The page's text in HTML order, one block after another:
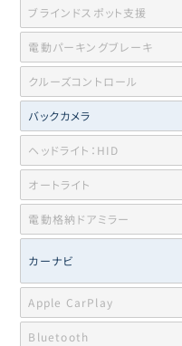
ブラインドスポット支援
電動パーキングブレーキ
クルーズコントロール
バックカメラ
ヘッドライト：HID
オートライト
電動格納ドアミラー
カーナビ
Apple CarPlay
Bluetooth